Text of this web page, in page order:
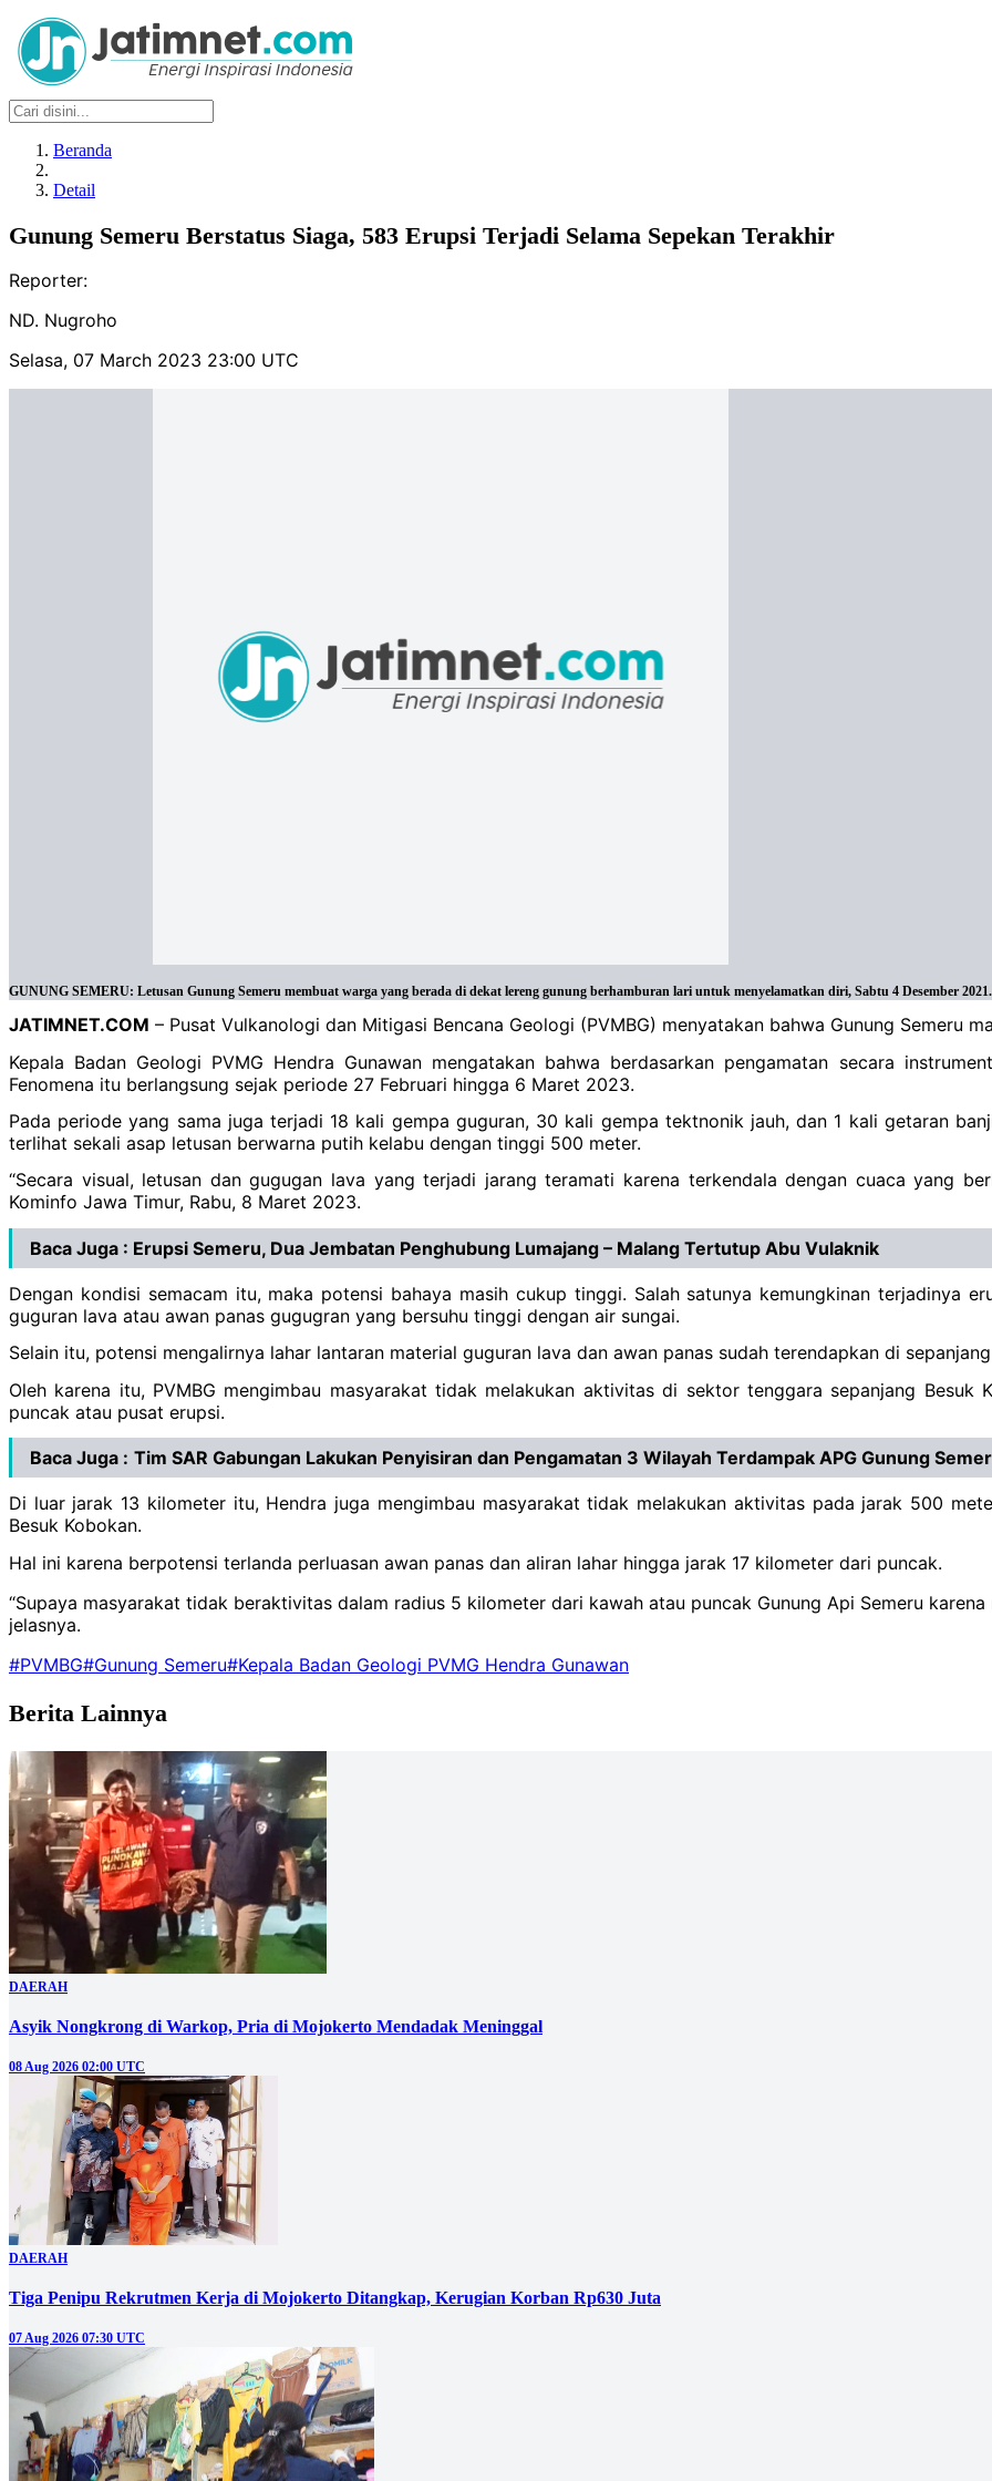
Beranda
Detail
Gunung Semeru Berstatus Siaga, 583 Erupsi Terjadi Selama Sepekan Terakhir
Reporter:
ND. Nugroho
Selasa, 07 March 2023 23:00 UTC
GUNUNG SEMERU: Letusan Gunung Semeru membuat warga yang berada di dekat lereng gunung berhamburan lari untuk menyelamatkan diri, Sabtu 4 Desember
JATIMNET.COM – Pusat Vulkanologi dan Mitigasi Bencana Geologi (PVMBG) menyatakan bahwa Gunung Semeru
Kepala Badan Geologi PVMG Hendra Gunawan mengatakan bahwa berdasarkan pengamatan secara
Fenomena itu berlangsung sejak periode 27 Februari hingga 6 Maret 2023.
Pada periode yang sama juga terjadi 18 kali gempa guguran, 30 kali gempa tektnonik jauh, dan 1 kali getaran
terlihat sekali asap letusan berwarna putih kelabu dengan tinggi 500 meter.
“Secara visual, letusan dan gugugan lava yang terjadi jarang teramati karena terkendala dengan cuaca yang
Kominfo Jawa Timur, Rabu, 8 Maret 2023.
Baca Juga : Erupsi Semeru, Dua Jembatan Penghubung Lumajang – Malang Tertutup Abu Vulaknik
Dengan kondisi semacam itu, maka potensi bahaya masih cukup tinggi. Salah satunya kemungkinan terjadinya
guguran lava atau awan panas gugugran yang bersuhu tinggi dengan air sungai.
Selain itu, potensi mengalirnya lahar lantaran material guguran lava dan awan panas sudah terendapkan di
Oleh karena itu, PVMBG mengimbau masyarakat tidak melakukan aktivitas di sektor tenggara sepanjang Besuk
puncak atau pusat erupsi.
Baca Juga : Tim SAR Gabungan Lakukan Penyisiran dan Pengamatan 3 Wilayah Terdampak APG Gunung
Di luar jarak 13 kilometer itu, Hendra juga mengimbau masyarakat tidak melakukan aktivitas pada jarak 500
Besuk Kobokan.
Hal ini karena berpotensi terlanda perluasan awan panas dan aliran lahar hingga jarak 17 kilometer dari puncak.
“Supaya masyarakat tidak beraktivitas dalam radius 5 kilometer dari kawah atau puncak Gunung Api Semeru
jelasnya.
#PVMBG#Gunung Semeru#Kepala Badan Geologi PVMG Hendra Gunawan
Berita Lainnya
DAERAH
Asyik Nongkrong di Warkop, Pria di Mojokerto Mendadak Meninggal
08 Aug 2026 02:00 UTC
DAERAH
Tiga Penipu Rekrutmen Kerja di Mojokerto Ditangkap, Kerugian Korban Rp630 Juta
07 Aug 2026 07:30 UTC